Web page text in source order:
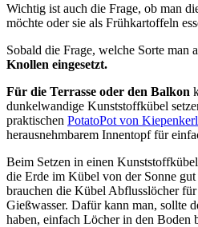
Wichtig ist auch die Frage, ob man
möchte oder sie als Frühkartoffeln
Sobald die Frage, welche Sorte man
Knollen eingesetzt.
Für die Terrasse oder den Balkon
dunkelwandige Kunststoffkübel
praktischen PotatoPot von Kiepenkerl
herausnehmbarem Innentopf für
Beim Setzen in einen
die Erde im Kübel von der Sonne
brauchen die Kübel Abflusslöcher für
Gießwasser. Dafür kann man, sollte
haben, einfach Löcher in den Boden